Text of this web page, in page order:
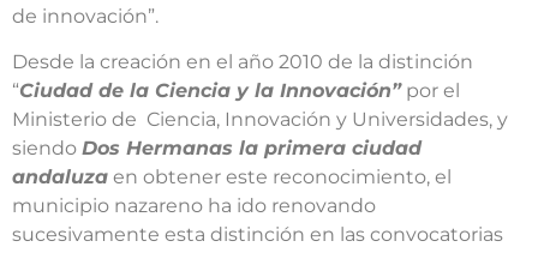
de innovación”.
Desde la creación en el año 2010 de la distinción
“Ciudad de la Ciencia y la Innovación”por el
Ministerio de Ciencia, Innovación y Universidades, y
siendo Dos Hermanas la primera ciudad
andaluza en obtener este reconocimiento, el
municipio nazareno ha ido renovando
sucesivamente esta distinción en las convocatorias